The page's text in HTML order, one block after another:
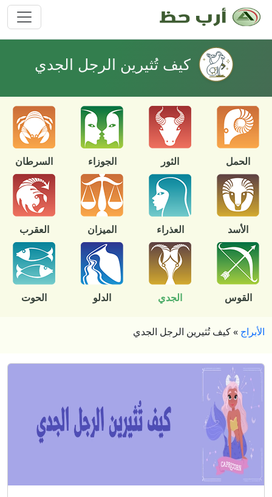
كيف تُثيرين الرجل الجدي
الحمل الثور الجوزاء السرطان
الأسد العذراء الميزان العقرب
القوس الجدي الدلو الحوت
الأبراج »كيف تُثيرين الرجل الجدي